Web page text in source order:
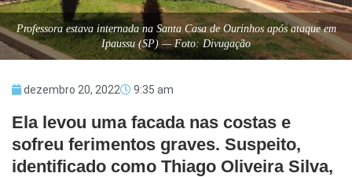
Professora estava internada na Santa Casa de Ourinhos após ataque em
Ipaussu (SP) — Foto: Divugação
dezembro 20, 2022 9:35 am
Ela levou uma facada nas costas e
sofreu ferimentos graves. Suspeito,
identificado como Thiago Oliveira Silva,